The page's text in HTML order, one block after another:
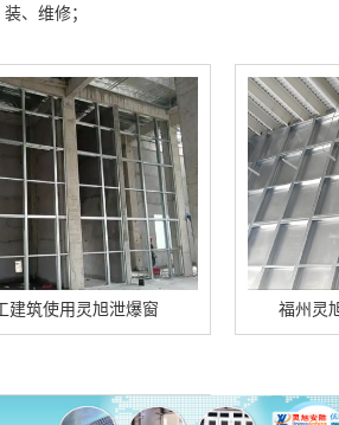
装、维修；
灵旭泄爆窗 福州灵旭泄爆门